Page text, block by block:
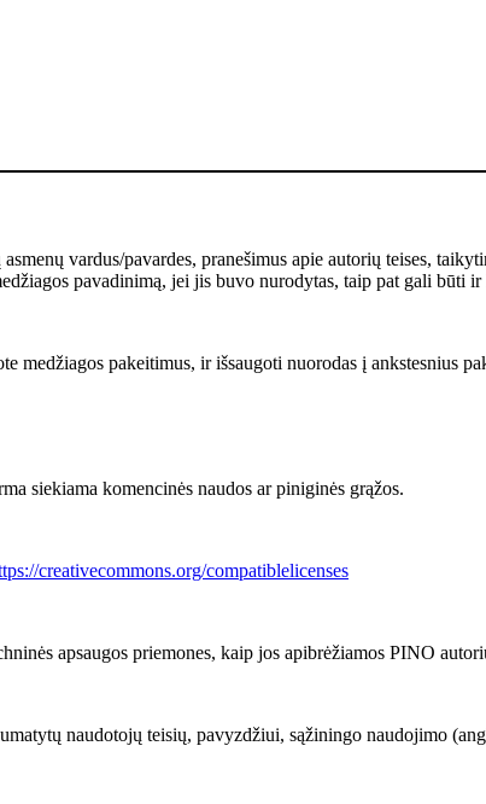
vardus/pavardes, pranešimus apie autorių teises,
pavadinimą, jei jis buvo nurodytas, taip pat gali būti
pakeitimus, ir išsaugoti nuorodas į ankstesnius
siekiama komencinės naudos ar piniginės grąžos.
creativecommons.org/compatiblelicenses
apsaugos priemones, kaip jos apibrėžiamos PINO
naudotojų teisių, pavyzdžiui, sąžiningo naudojimo